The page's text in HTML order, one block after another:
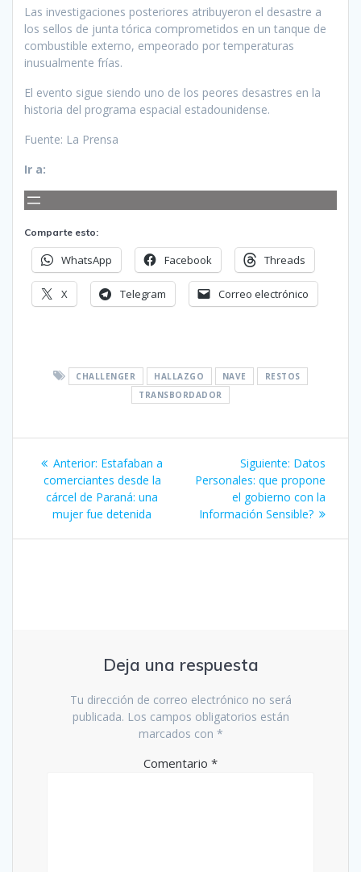
Las investigaciones posteriores atribuyeron el desastre a
los sellos de junta tórica comprometidos en un tanque de
combustible externo, empeorado por temperaturas
inusualmente frías.
El evento sigue siendo uno de los peores desastres en la
historia del programa espacial estadounidense.
Fuente: La Prensa
Ir a:
Comparte esto:
WhatsApp Facebook Threads
X Telegram Correo electrónico
CHALLENGER HALLAZGO NAVE
RESTOS
TRANSBORDADOR
Navegación
de
entradas
Anterior: Entrada
anterior:
Estafaban a
comerciantes desde la
cárcel de Paraná: una
mujer fue detenida
Siguiente: Siguiente
entrada:
Datos
Personales: que propone
el gobierno con la
Información Sensible?
Deja una respuesta
Tu dirección de correo electrónico no será
publicada. Los campos obligatorios están
marcados con *
Comentario *